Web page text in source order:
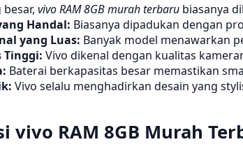
besar, vivo RAM 8GB murah terbaru biasanya
Handal: Biasanya dipadukan dengan
yang Luas: Banyak model menawarkan
Tinggi: Vivo dikenal dengan kualitas
Baterai berkapasitas besar memastikan
Vivo selalu menghadirkan desain yang
vivo RAM 8GB Murah